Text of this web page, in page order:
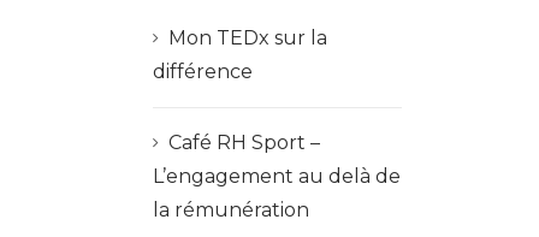
Mon TEDx sur la
différence
Café RH Sport –
L’engagement au delà de
la rémunération